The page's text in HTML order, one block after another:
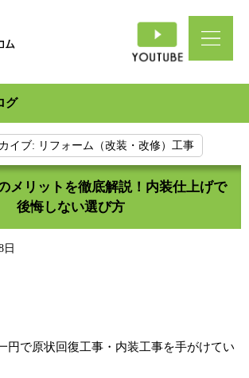
グ
イブ: リフォーム（改装・改修）工事
メリットを徹底解説！内装仕上げで
後悔しない選び方
日
円で原状回復工事・内装工事を手がけてい